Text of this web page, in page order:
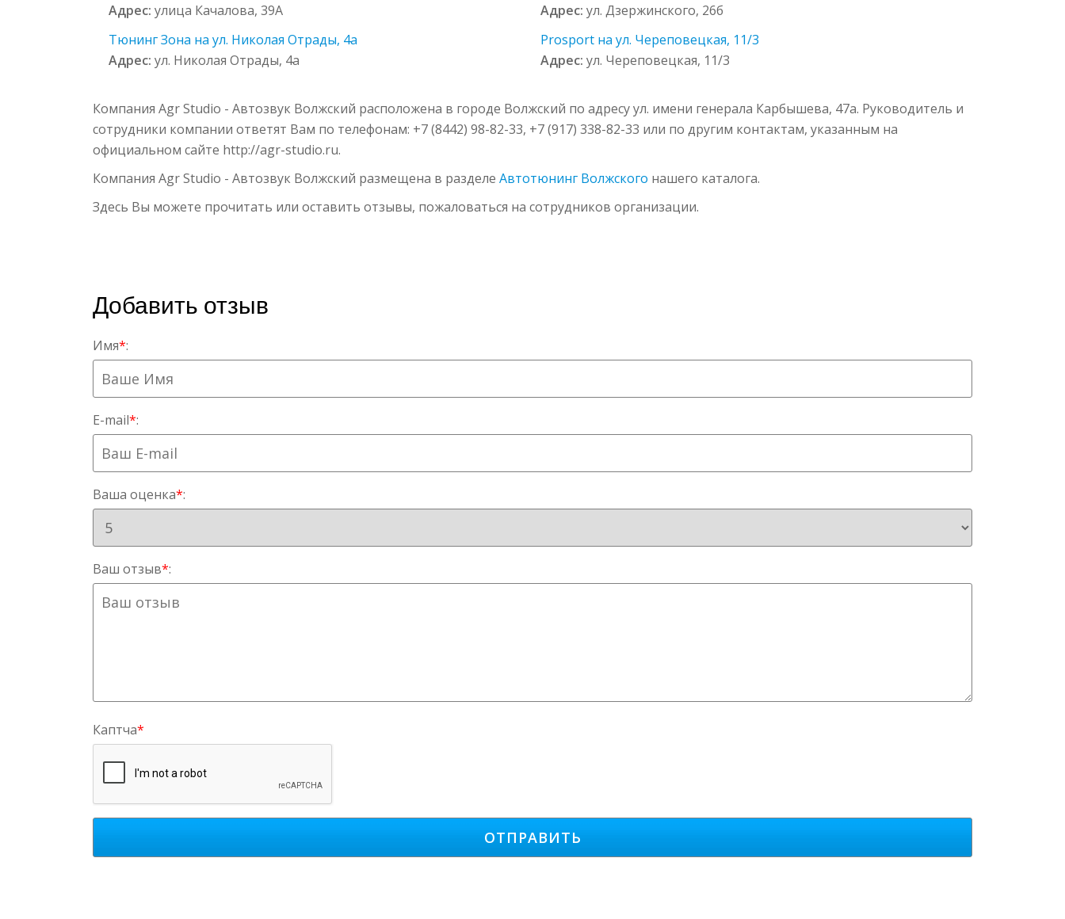
Адрес: улица Качалова, 39А
Адрес: ул. Дзержинского, 26б
Тюнинг Зона на ул. Николая Отрады, 4а
Адрес: ул. Николая Отрады, 4а
Prosport на ул. Череповецкая, 11/3
Адрес: ул. Череповецкая, 11/3
Компания Agr Studio - Автозвук Волжский расположена в городе Волжский по адресу ул. имени генерала Карбышева, 47а. Руководитель и
сотрудники компании ответят Вам по телефонам: +7 (8442) 98-82-33, +7 (917) 338-82-33 или по другим контактам, указанным на
официальном сайте http://agr-studio.ru.
Компания Agr Studio - Автозвук Волжский размещена в разделе Автотюнинг Волжского нашего каталога.
Здесь Вы можете прочитать или оставить отзывы, пожаловаться на сотрудников организации.
Добавить отзыв
Имя*:
E-mail*:
Ваша оценка*:
Ваш отзыв*:
Каптча*